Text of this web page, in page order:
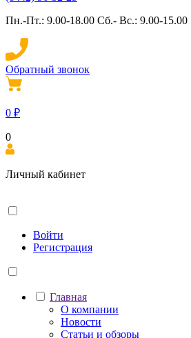
Пн.-Пт.: 9.00-18.00 Сб.- Вс.: 9.00-15.00
Обратный звонок
0 ₽
0
Личный кабинет
Войти
Регистрация
Главная
О компании
Новости
Статьи и обзоры